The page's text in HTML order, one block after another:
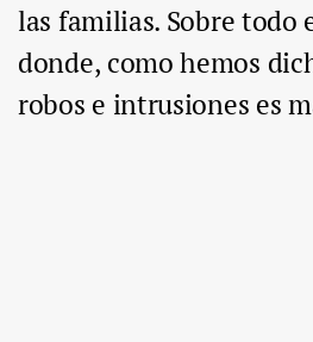
las familias. Sobre todo
donde, como hemos
robos e intrusiones es